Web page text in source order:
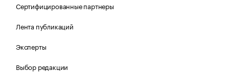
Сертифицированные партнеры
Лента публикаций
Эксперты
Выбор редакции